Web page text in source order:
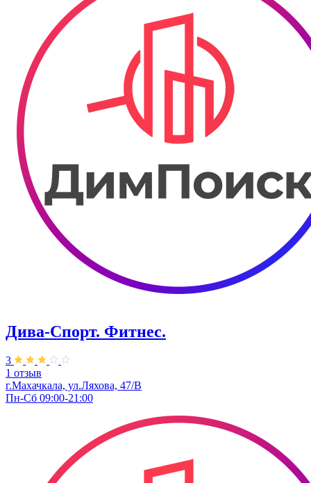
Дива-Спорт. Фитнес.
3
1 отзыв
г.Махачкала, ул.Ляхова, 47/В
Пн-Сб 09:00-21:00